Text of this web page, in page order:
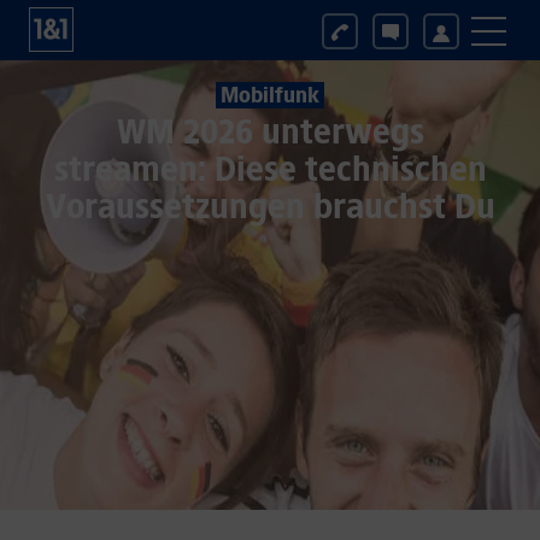
Mobilfunk
WM 2026 unterwegs
streamen: Diese technischen
Voraussetzungen brauchst Du